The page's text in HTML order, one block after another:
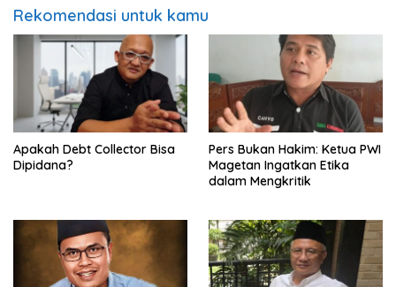
Rekomendasi untuk kamu
Apakah Debt Collector Bisa
Dipidana?
Pers Bukan Hakim: Ketua PWI
Magetan Ingatkan Etika
dalam Mengkritik